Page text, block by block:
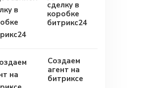
сделку в
коробке
битрикс24
Создаем
агент на
битриксе